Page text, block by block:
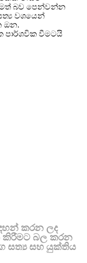
කරන ලද
බල කරන
සත්‍ය සහ යුක්තිය